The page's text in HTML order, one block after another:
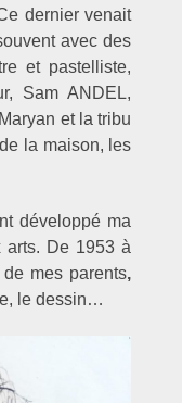
dernier venait
avec des
et pastelliste,
Sam ANDEL,
et la tribu
la maison, les
développé ma
arts. De 1953 à
mes parents,
le dessin…